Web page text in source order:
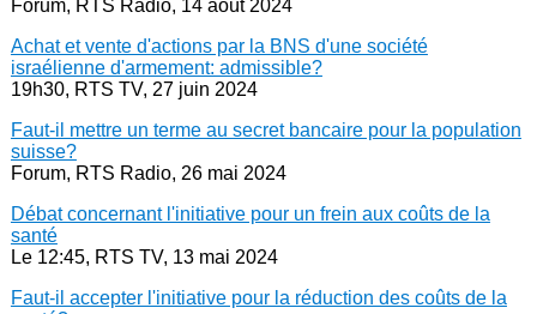
Forum, RTS Radio, 14 août 2024
Achat et vente d'actions par la BNS d'une société
israélienne d'armement: admissible?
19h30, RTS TV, 27 juin 2024
Faut-il mettre un terme au secret bancaire pour la population
suisse?
Forum, RTS Radio, 26 mai 2024
Débat concernant l'initiative pour un frein aux coûts de la
santé
Le 12:45, RTS TV, 13 mai 2024
Faut-il accepter l'initiative pour la réduction des coûts de la